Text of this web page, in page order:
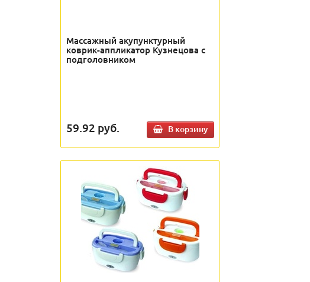
Массажный акупунктурный
коврик-аппликатор Кузнецова с
подголовником
59.92 руб. В корзину